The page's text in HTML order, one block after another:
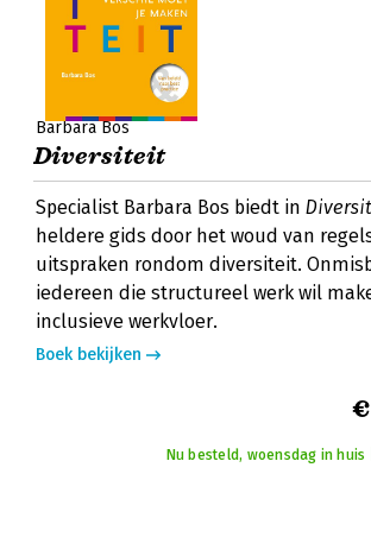
Barbara Bos
Diversiteit
Specialist Barbara Bos biedt in
heldere gids door het woud van
uitspraken rondom diversiteit.
iedereen die structureel werk wil
inclusieve werkvloer.
Boek bekijken
Nu besteld, woensdag in